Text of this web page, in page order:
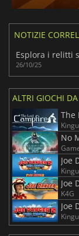
NOTIZIE
26/10/25
ALTRI GIOCHI
The
No
Joe
Joe
K4G
Joe